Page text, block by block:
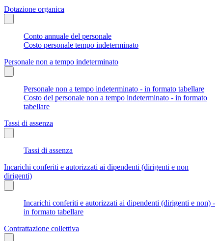
Dotazione organica
Conto annuale del personale
Costo personale tempo indeterminato
Personale non a tempo indeterminato
Personale non a tempo indeterminato - in formato tabellare
Costo del personale non a tempo indeterminato - in formato
tabellare
Tassi di assenza
Tassi di assenza
Incarichi conferiti e autorizzati ai dipendenti (dirigenti e non
dirigenti)
Incarichi conferiti e autorizzati ai dipendenti (dirigenti e non) -
in formato tabellare
Contrattazione collettiva